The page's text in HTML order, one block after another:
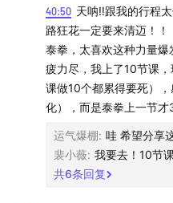
[美] 罗洛·梅 / 中国人民大
[法] 罗曼·莫内里/ 中信出
【影视视频】
第41期播客（无码版）42
阻止我快乐开怀！：网易
40:50 天呐‼️跟我的行程
路狂花一定要来清迈！
泰拳，太喜欢这种力量
疲力尽，我上了10节课
课做10个都累得要死）
化），而是泰拳上一节才
运气爆棚: 哇 希望分享
裴小薇: 我要去！10节
共6条回复